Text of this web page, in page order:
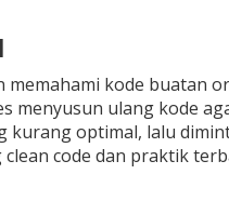
kode buatan
ulang kode
kurang optimal, lalu
code dan praktik